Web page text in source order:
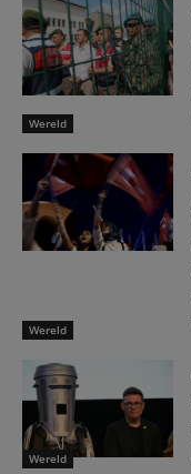
Wereld
Wereld
Wereld